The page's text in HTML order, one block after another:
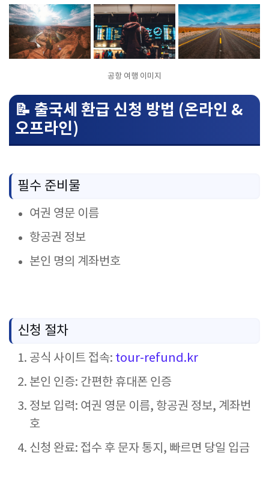
공항 여행 이미지
📝 출국세 환급 신청 방법 (온라인 &
오프라인)
필수 준비물
여권 영문 이름
항공권 정보
본인 명의 계좌번호
신청 절차
공식 사이트 접속: tour-refund.kr
본인 인증: 간편한 휴대폰 인증
정보 입력: 여권 영문 이름, 항공권 정보, 계좌번
호
신청 완료: 접수 후 문자 통지, 빠르면 당일 입금